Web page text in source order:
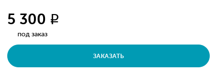
5 300 q
под заказ
ЗАКАЗАТЬ